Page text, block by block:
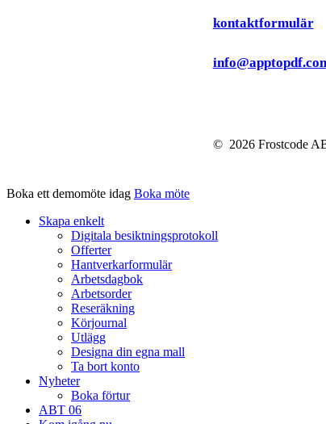
kontaktformulär
© 2026Frostcode
Boka ett demomöte idag Boka möte
Close
Skapa enkelt
Digitala besiktningsprotokoll
Offerter
Hantverkarformulär
Arbetsdagbok
Arbetsorder
Reseräkning
Körjournal
Utlägg
Designa din egna mall
Ta bort konto
Nyheter
Boka förtur
ABT 06